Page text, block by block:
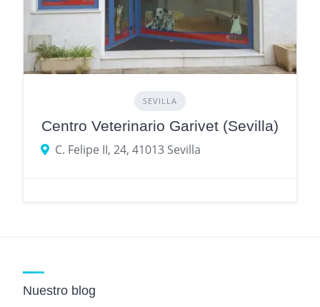
SEVILLA
Centro Veterinario Garivet (Sevilla)
C. Felipe II, 24, 41013 Sevilla
Nuestro blog